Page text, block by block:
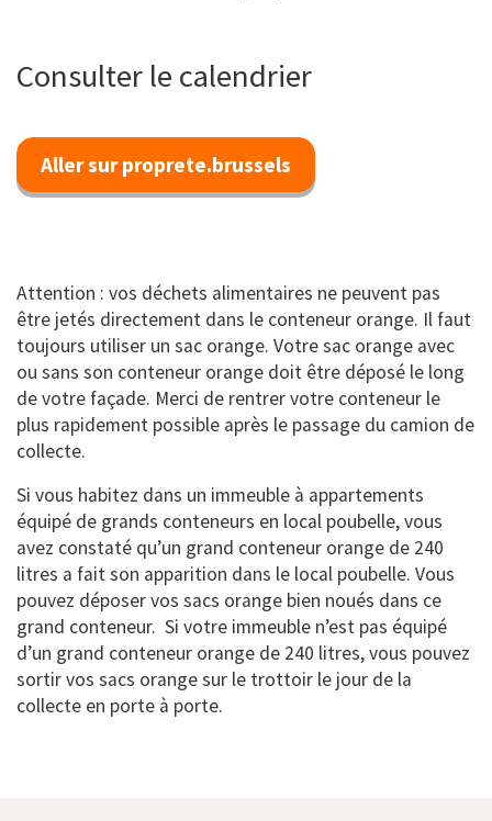
Consulter le calendrier
Aller sur proprete.brussels
Attention : vos déchets alimentaires ne peuvent pas
être jetés directement dans le conteneur orange. Il faut
toujours utiliser un sac orange. Votre sac orange avec
ou sans son conteneur orange doit être déposé le long
de votre façade. Merci de rentrer votre conteneur le
plus rapidement possible après le passage du camion de
collecte.
Si vous habitez dans un immeuble à appartements
équipé de grands conteneurs en local poubelle, vous
avez constaté qu’un grand conteneur orange de 240
litres a fait son apparition dans le local poubelle. Vous
pouvez déposer vos sacs orange bien noués dans ce
grand conteneur. Si votre immeuble n’est pas équipé
d’un grand conteneur orange de 240 litres, vous pouvez
sortir vos sacs orange sur le trottoir le jour de la
collecte en porte à porte.